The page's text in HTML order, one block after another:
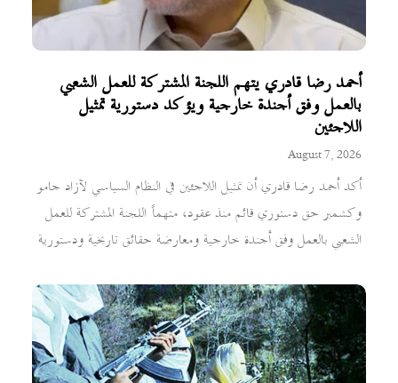
أحمد رضا قادري يتهم اللجنة المشتركة للعمل الشعبي
بالعمل وفق أجندة خارجية ويؤكد دستورية تمثيل
اللاجئين
August 7, 2026
أكد أحمد رضا قادري أن تمثيل اللاجئين في النظام السياسي لآزاد جامو
وكشمير حق دستوري قائم منذ عقود، متهماً اللجنة المشتركة للعمل
الشعبي بالعمل وفق أجندة خارجية ومعارضة حقائق تاريخية ودستورية